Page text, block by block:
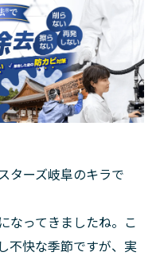
ターズ岐阜のキラで
なってきましたね。こ
不快な季節ですが、実